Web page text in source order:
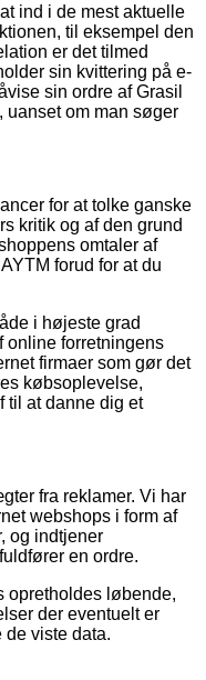
ind i de mest aktuelle
til eksempel den
er det tilmed
sin kvittering på e-
sin ordre af Grasil
uanset om man søger
for at tolke ganske
kritik og af den grund
omtaler af
forud for at du
i højeste grad
online forretningens
firmaer som gør det
købsoplevelse,
til at danne dig et
fra reklamer. Vi har
webshops i form af
og indtjener
en ordre.
opretholdes løbende,
der eventuelt er
viste data.